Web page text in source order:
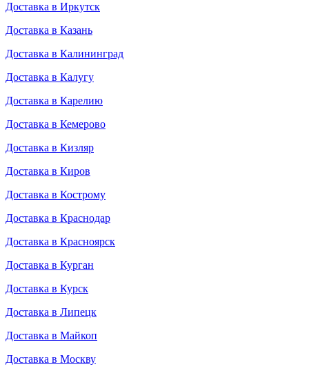
Доставка в Иркутск
Доставка в Казань
Доставка в Калининград
Доставка в Калугу
Доставка в Карелию
Доставка в Кемерово
Доставка в Кизляр
Доставка в Киров
Доставка в Кострому
Доставка в Краснодар
Доставка в Красноярск
Доставка в Курган
Доставка в Курск
Доставка в Липецк
Доставка в Майкоп
Доставка в Москву